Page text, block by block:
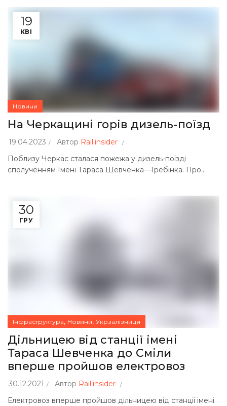
19
КВІ
Новини
На Черкащині горів дизель-поїзд
19.04.2023 Автор Rail.insider
Поблизу Черкас сталася пожежа у дизель-поїзді
сполученням Імені Тараса Шевченка—Гребінка. Про...
30
ГРУ
Інфраструктура, Новини, Укрзалізниця
Дільницею від станції імені
Тараса Шевченка до Сміли
вперше пройшов електровоз
30.12.2021 Автор Rail.insider
Електровоз вперше пройшов дільницею від станції імені